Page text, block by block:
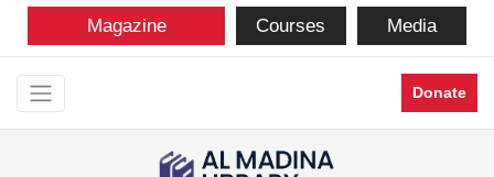
Magazine Courses Media
Donate